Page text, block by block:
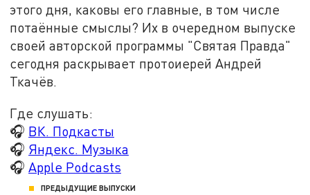
этого дня, каковы его главные, в том числе
потаённые смыслы? Их в очередном выпуске
своей авторской программы "Святая Правда"
сегодня раскрывает протоиерей Андрей
Ткачёв.
Где слушать:
🎧 ВК. Подкасты
🎧 Яндекс. Музыка
🎧 Apple Podcasts
ПРЕДЫДУЩИЕ ВЫПУСКИ